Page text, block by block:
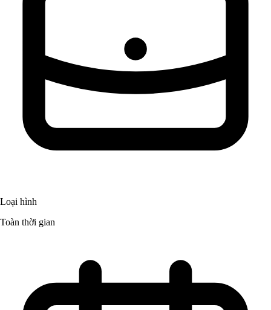
Loại hình
Toàn thời gian